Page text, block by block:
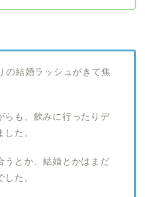
の結婚ラッシュがきて焦
らも、飲みに行ったりデ
た。
うとか、結婚とかはまだ
た。